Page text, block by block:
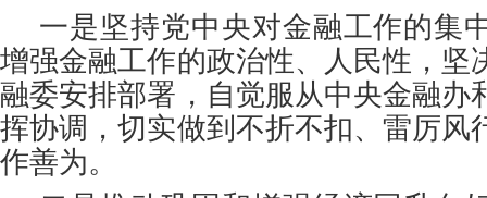
一是坚持党中央对金融工作的集
增强金融工作的政治性、人民性，坚
融委安排部署，自觉服从中央金融办
挥协调，切实做到不折不扣、雷厉风
作善为。